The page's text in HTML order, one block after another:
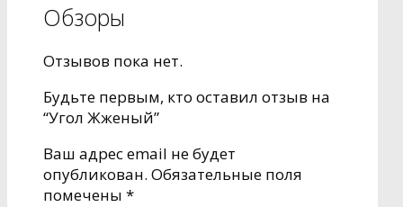
Обзоры
Отзывов пока нет.
Будьте первым, кто оставил отзыв на
“Угол Жженый”
Ваш адрес email не будет
опубликован. Обязательные поля
помечены *